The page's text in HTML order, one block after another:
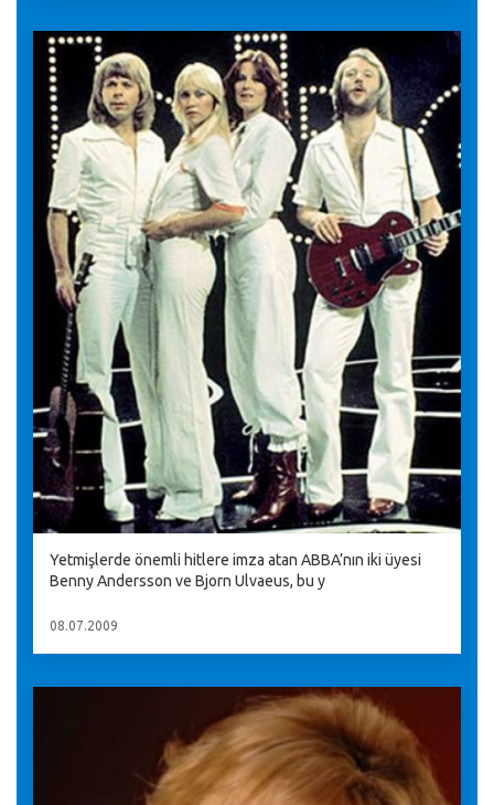
Yetmişlerde önemli hitlere imza atan ABBA’nın iki üyesi
Benny Andersson ve Bjorn Ulvaeus, bu y
08.07.2009